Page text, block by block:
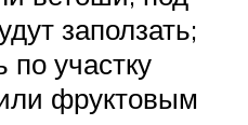
заползать;
по участку
фруктовым